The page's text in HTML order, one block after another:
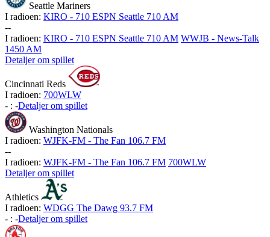
Seattle Mariners
I radioen: KIRO - 710 ESPN Seattle 710 AM
--
I radioen: KIRO - 710 ESPN Seattle 710 AM WWJB - News-Talk
1450 AM
Detaljer om spillet
Cincinnati Reds
I radioen: 700WLW
- : -Detaljer om spillet
Washington Nationals
I radioen: WJFK-FM - The Fan 106.7 FM
--
I radioen: WJFK-FM - The Fan 106.7 FM 700WLW
Detaljer om spillet
Athletics
I radioen: WDGG The Dawg 93.7 FM
- : -Detaljer om spillet